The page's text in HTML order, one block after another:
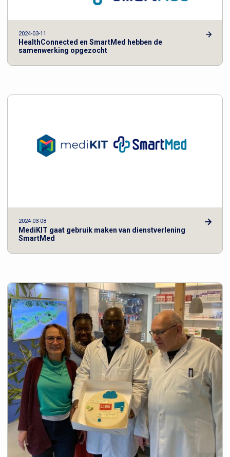
2024-03-11
HealthConnected en SmartMed hebben de
samenwerking opgezocht
2024-03-08
MediKIT gaat gebruik maken van dienstverlening
SmartMed